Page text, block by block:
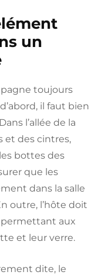
un
toujours
il faut bien
l’allée de la
et des cintres,
bottes des
que les
dans la salle
outre, l’hôte doit
permettant aux
et leur verre.
dite, le